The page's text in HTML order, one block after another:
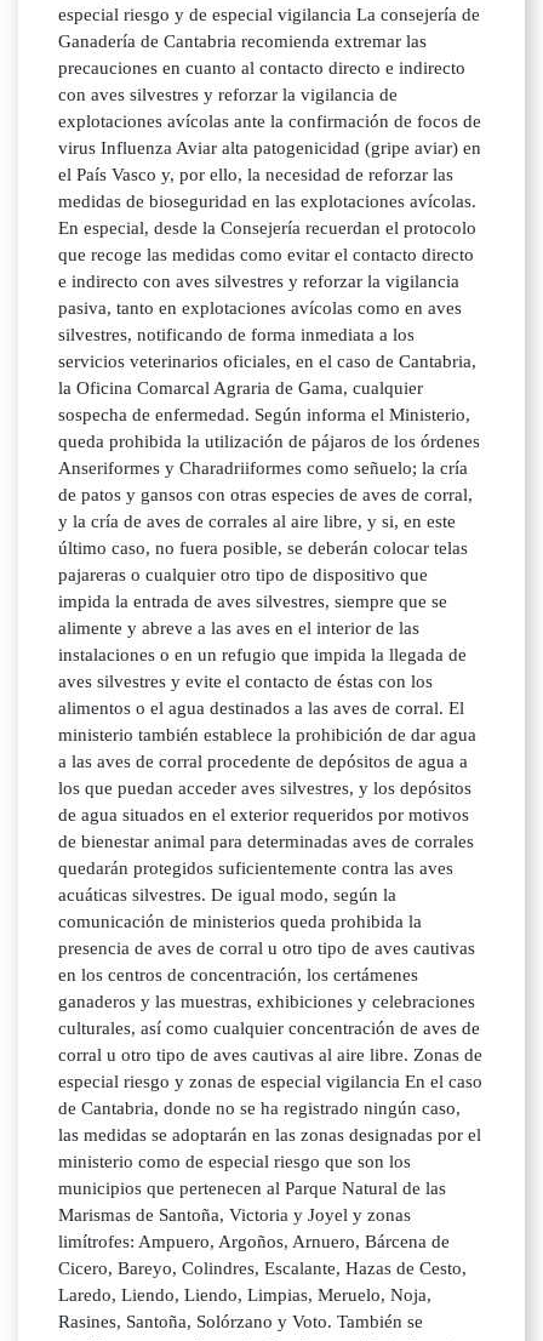
especial riesgo y de especial vigilancia La consejería de
Ganadería de Cantabria recomienda extremar las
precauciones en cuanto al contacto directo e indirecto
con aves silvestres y reforzar la vigilancia de
explotaciones avícolas ante la confirmación de focos de
virus Influenza Aviar alta patogenicidad (gripe aviar) en
el País Vasco y, por ello, la necesidad de reforzar las
medidas de bioseguridad en las explotaciones avícolas.
En especial, desde la Consejería recuerdan el protocolo
que recoge las medidas como evitar el contacto directo
e indirecto con aves silvestres y reforzar la vigilancia
pasiva, tanto en explotaciones avícolas como en aves
silvestres, notificando de forma inmediata a los
servicios veterinarios oficiales, en el caso de Cantabria,
la Oficina Comarcal Agraria de Gama, cualquier
sospecha de enfermedad. Según informa el Ministerio,
queda prohibida la utilización de pájaros de los órdenes
Anseriformes y Charadriiformes como señuelo; la cría
de patos y gansos con otras especies de aves de corral,
y la cría de aves de corrales al aire libre, y si, en este
último caso, no fuera posible, se deberán colocar telas
pajareras o cualquier otro tipo de dispositivo que
impida la entrada de aves silvestres, siempre que se
alimente y abreve a las aves en el interior de las
instalaciones o en un refugio que impida la llegada de
aves silvestres y evite el contacto de éstas con los
alimentos o el agua destinados a las aves de corral. El
ministerio también establece la prohibición de dar agua
a las aves de corral procedente de depósitos de agua a
los que puedan acceder aves silvestres, y los depósitos
de agua situados en el exterior requeridos por motivos
de bienestar animal para determinadas aves de corrales
quedarán protegidos suficientemente contra las aves
acuáticas silvestres. De igual modo, según la
comunicación de ministerios queda prohibida la
presencia de aves de corral u otro tipo de aves cautivas
en los centros de concentración, los certámenes
ganaderos y las muestras, exhibiciones y celebraciones
culturales, así como cualquier concentración de aves de
corral u otro tipo de aves cautivas al aire libre. Zonas de
especial riesgo y zonas de especial vigilancia En el caso
de Cantabria, donde no se ha registrado ningún caso,
las medidas se adoptarán en las zonas designadas por el
ministerio como de especial riesgo que son los
municipios que pertenecen al Parque Natural de las
Marismas de Santoña, Victoria y Joyel y zonas
limítrofes: Ampuero, Argoños, Arnuero, Bárcena de
Cicero, Bareyo, Colindres, Escalante, Hazas de Cesto,
Laredo, Liendo, Liendo, Limpias, Meruelo, Noja,
Rasines, Santoña, Solórzano y Voto. También se